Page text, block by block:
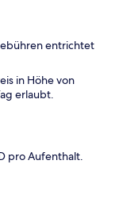
entrichtet
in Höhe von
erlaubt.
pro Aufenthalt.